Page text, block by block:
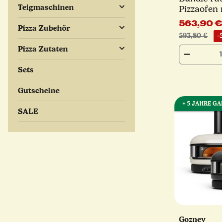
Pizzaofen
Schieber
563,90 €
593,80 € -
+ 5 JAHRE
Gozney
Teigmaschinen
Pizza Zubehör
Pizza Zutaten
Sets
Gutscheine
SALE